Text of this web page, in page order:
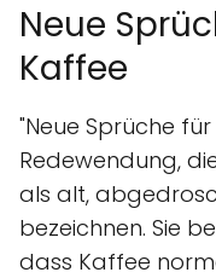
Neue
Kaffee
"Neue Sprüche
Redewendung,
als alt,
bezeichnen. Sie
dass Kaffee